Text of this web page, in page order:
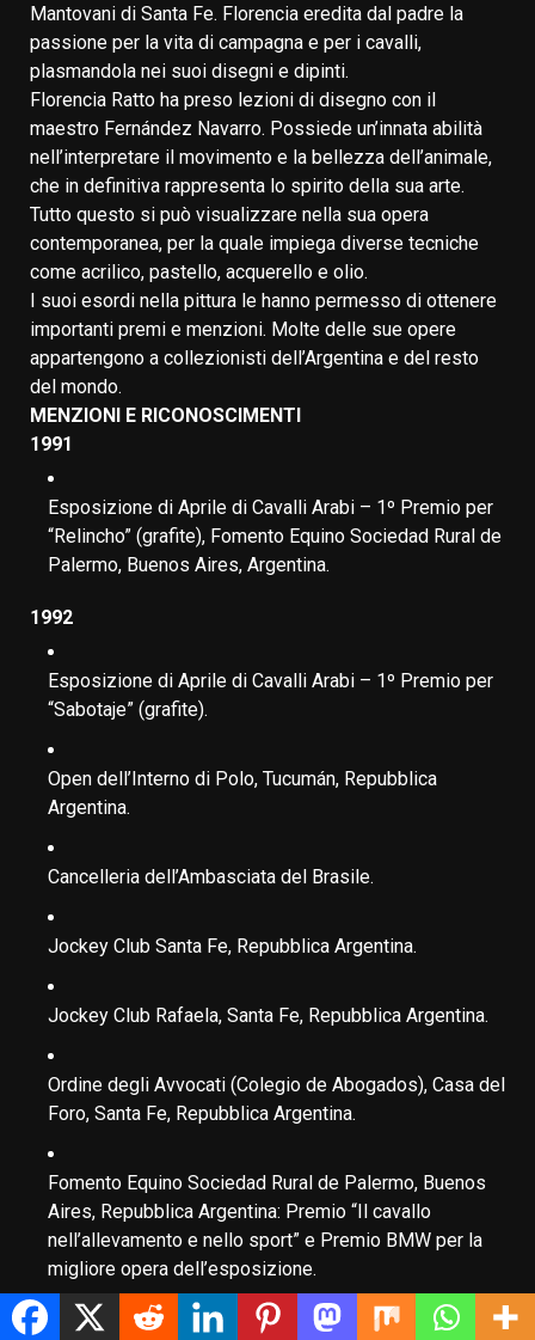
Mantovani di Santa Fe. Florencia eredita dal padre la
passione per la vita di campagna e per i cavalli,
plasmandola nei suoi disegni e dipinti.
Florencia Ratto ha preso lezioni di disegno con il
maestro Fernández Navarro. Possiede un’innata abilità
nell’interpretare il movimento e la bellezza dell’animale,
che in definitiva rappresenta lo spirito della sua arte.
Tutto questo si può visualizzare nella sua opera
contemporanea, per la quale impiega diverse tecniche
come acrilico, pastello, acquerello e olio.
I suoi esordi nella pittura le hanno permesso di ottenere
importanti premi e menzioni. Molte delle sue opere
appartengono a collezionisti dell’Argentina e del resto
del mondo.
MENZIONI E RICONOSCIMENTI
1991
Esposizione di Aprile di Cavalli Arabi – 1º Premio per
“Relincho” (grafite), Fomento Equino Sociedad Rural de
Palermo, Buenos Aires, Argentina.
1992
Esposizione di Aprile di Cavalli Arabi – 1º Premio per
“Sabotaje” (grafite).
Open dell’Interno di Polo, Tucumán, Repubblica
Argentina.
Cancelleria dell’Ambasciata del Brasile.
Jockey Club Santa Fe, Repubblica Argentina.
Jockey Club Rafaela, Santa Fe, Repubblica Argentina.
Ordine degli Avvocati (Colegio de Abogados), Casa del
Foro, Santa Fe, Repubblica Argentina.
Fomento Equino Sociedad Rural de Palermo, Buenos
Aires, Repubblica Argentina: Premio “Il cavallo
nell’allevamento e nello sport” e Premio BMW per la
migliore opera dell’esposizione.
1993